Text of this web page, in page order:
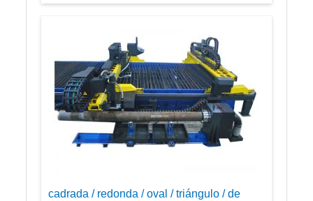
cadrada / redonda / oval / triángulo / de